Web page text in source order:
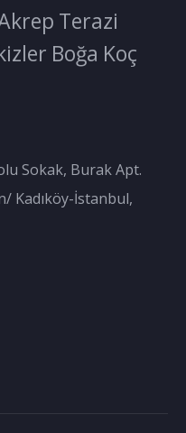
Terazi
Boğa Koç
Sokak, Burak Apt.
Kadıköy-İstanbul,